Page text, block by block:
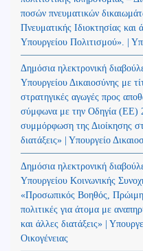
ποσών πνευματικών
Πνευματικής Ιδιοκτησίας
Υπουργείου Πολιτισμού». |
Δημόσια ηλεκτρονική
Υπουργείου Δικαιοσύνης με
στρατηγικές αγωγές προς
σύμφωνα με την Οδηγία (ΕΕ)
συμμόρφωση της Διοίκησης
διατάξεις» | Υπουργείο
Δημόσια ηλεκτρονική
Υπουργείου Κοινωνικής
«Προσωπικός Βοηθός, Πρώιμη
πολιτικές για άτομα με
και άλλες διατάξεις» |
Οικογένειας